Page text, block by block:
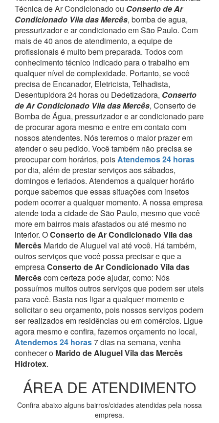
Técnica de Ar Condicionado ou Conserto de Ar
Condicionado Vila das Mercês, bomba de agua,
pressurizador e ar condicionado em São Paulo. Com
mais de 40 anos de atendimento, a equipe de
profissionais é muito bem preparada. Todos com
conhecimento técnico indicado para o trabalho em
qualquer nível de complexidade. Portanto, se você
precisa de Encanador, Eletricista, Telhadista,
Desentupidora 24 horas ou Dedetizadora, Conserto
de Ar Condicionado Vila das Mercês, Conserto de
Bomba de Água, pressurizador e ar condicionado pare
de procurar agora mesmo e entre em contato com
nossos atendentes. Nós teremos o maior prazer em
atender o seu pedido. Você também não precisa se
preocupar com horários, poisAtendemos 24 horas
por dia, além de prestar serviços aos sábados,
domingos e feriados. Atendemos a qualquer horário
porque sabemos que essas situações com insetos
podem ocorrer a qualquer momento. A nossa empresa
atende toda a cidade de São Paulo, mesmo que você
more em bairros mais afastados ou até mesmo no
interior. OConserto de Ar Condicionado Vila das
Mercês Marido de Aluguel vai até você. Há também,
outros serviços que você possa precisar e que a
empresaConserto de Ar Condicionado Vila das
Mercêscom certeza pode ajudar, como: Nós
possuímos muitos outros serviços que podem ser uteis
para você. Basta nos ligar a qualquer momento e
solicitar o seu orçamento, pois nossos serviços podem
ser realizados em residências ou em comércios. Ligue
agora mesmo e confira, fazemos orçamento no local,
Atendemos 24 horas7 dias na semana, venha
conhecer o Marido de Aluguel Vila das Mercês
Hidrotex.
ÁREA DE ATENDIMENTO
Confira abaixo alguns bairros/cidades atendidas pela nossa
empresa.